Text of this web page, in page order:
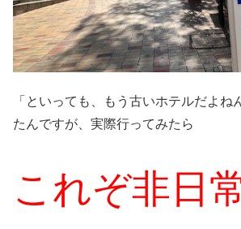
「といっても、もう古いホテルだよね
たんですが、実際行ってみたら
これぞ非日